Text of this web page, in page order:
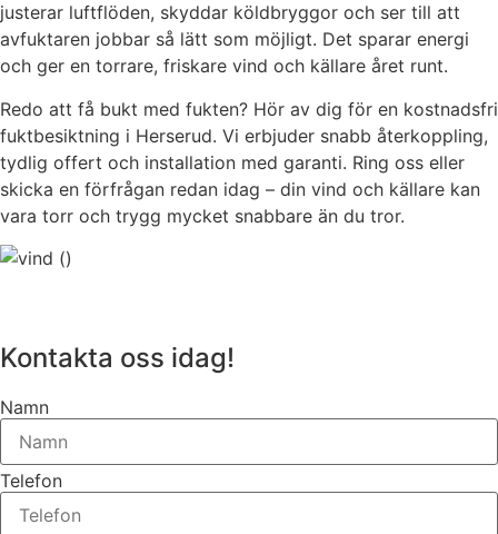
justerar luftflöden, skyddar köldbryggor och ser till att
avfuktaren jobbar så lätt som möjligt. Det sparar energi
och ger en torrare, friskare vind och källare året runt.
Redo att få bukt med fukten? Hör av dig för en kostnadsfri
fuktbesiktning i Herserud. Vi erbjuder snabb återkoppling,
tydlig offert och installation med garanti. Ring oss eller
skicka en förfrågan redan idag – din vind och källare kan
vara torr och trygg mycket snabbare än du tror.
Kontakta oss idag!
Namn
Telefon